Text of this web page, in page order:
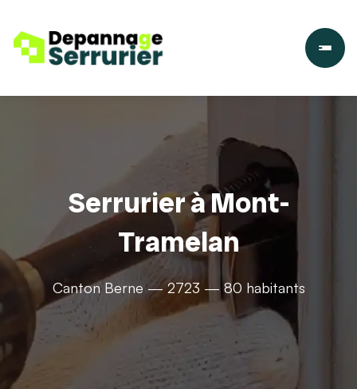
Serrurier à Mont-
Tramelan
Canton Berne — 2723 — 80 habitants